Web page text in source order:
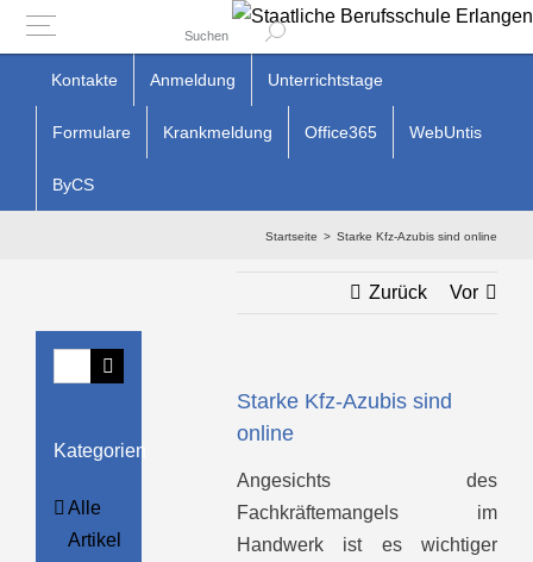
springen
Kontakte Anmeldung Unterrichtstage
Formulare Krankmeldung Office365 WebUntis
ByCS
Startseite Starke Kfz-Azubis sind online
Zurück Vor
Starke Kfz-Azubis sind
online
Angesichts des
Fachkräftemangels im
Handwerk ist es wichtiger
Suche
Kategorien
Alle
Artikel
Suchen